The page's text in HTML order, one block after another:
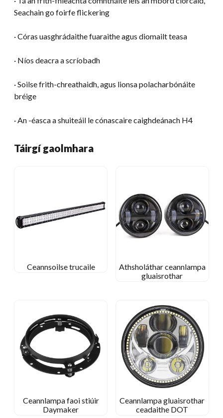
Seachain go foirfe flickering
· Córas uasghrádaithe fuaraithe agus diomailt teasa
· Níos deacra a scríobadh
· Soilse frith-chreathaidh, agus lionsa polacharbónáite
bréige
· An -éasca a shuiteáil le cónascaire caighdeánach H4
Táirgí gaolmhara
Ceannsoilse trucaile
Athsholáthar ceannlampa
gluaisrothar
Ceannlampa faoi stiúir
Daymaker
Ceannlampa gluaisrothar
ceadaithe DOT